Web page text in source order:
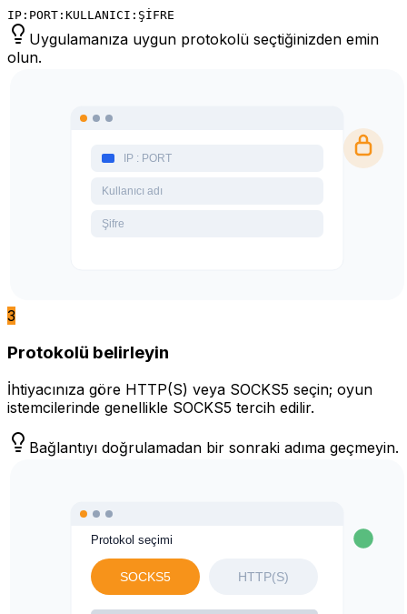
IP:PORT:KULLANICI:ŞİFRE
Uygulamanıza uygun protokolü seçtiğinizden emin
olun.
3
Protokolü belirleyin
İhtiyacınıza göre HTTP(S) veya SOCKS5 seçin; oyun
istemcilerinde genellikle SOCKS5 tercih edilir.
Bağlantıyı doğrulamadan bir sonraki adıma geçmeyin.